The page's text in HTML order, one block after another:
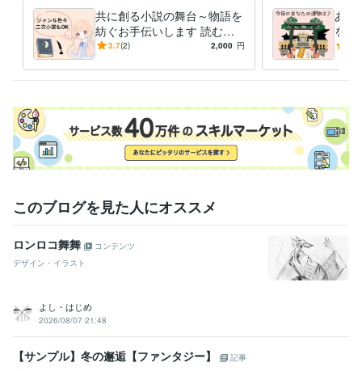
共に創る小説の舞台～物語を
紡ぐお手伝いします 読むの
専門の人の為にご希望通りの
3.7(2) 2,000 円
あな
をお
運・
このブログを見た人にオススメ
ロンロコ舞舞
コンテンツ
デザイン・イラスト
よし・はじめ
2026/08/07 21:48
【サンプル】冬の邂逅【ファンタジー】
記事